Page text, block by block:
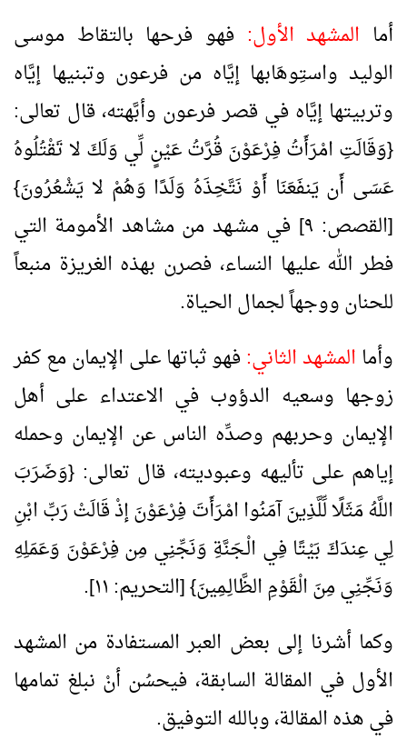
أما المشهد الأول: فهو فرحها بالتقاط موسى
الوليد واستِوهَابها إيَّاه من فرعون وتبنيها إيَّاه
وتربيتها إيَّاه في قصر فرعون وأبَّهته، قال تعالى:
{وَقَالَتِ امْرَأَتُ فِرْعَوْنَ قُرَّتُ عَيْنٍ لِّي وَلَكَ لا تَقْتُلُوهُ
عَسَى أَن يَنفَعَنَا أَوْ نَتَّخِذَهُ وَلَدًا وَهُمْ لا يَشْعُرُونَ}
[القصص: ٩] في مشـهد من مشاهد الأمومة التي
فطر الله عليها النساء، فصرن بهذه الغريزة منبعاً
للحنان ووجهاً لجمال الحياة.
وأما المشهد الثاني: فهو ثباتها على الإيمان مع كفر
زوجها وسعيه الدؤوب في الاعتداء على أهل
الإيمان وحربهم وصدِّه الناس عن الإيمان وحمله
إياهم على تأليهه وعبوديته، قال تعالى: {وَضَرَبَ
اللَّهُ مَثَلًا لِّلَّذِينَ آمَنُوا امْرَأَتَ فِرْعَوْنَ إذْ قَالَتْ رَبِّ ابْنِ
لِي عِندَكَ بَيْتًا فِي الْـجَنَّةِ وَنَجِّنِي مِن فِرْعَوْنَ وَعَمَلِهِ
وَنَجِّنِي مِنَ الْقَوْمِ الظَّالِـمِينَ} [التحريم: ١١].
وكما أشرنا إلى بعض العبر المستفادة من المشهد
الأول في المقالة السابقة، فيحسُن أنْ نبلغ تمامها
في هذه المقالة، وبالله التوفيق.